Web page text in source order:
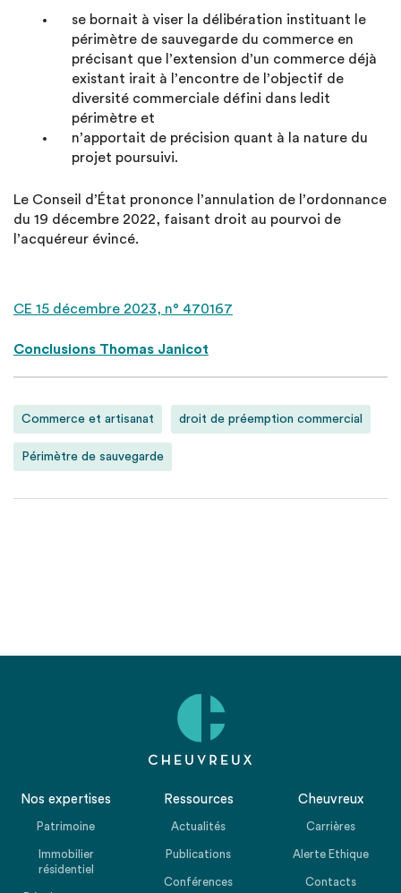
se bornait à viser la délibération instituant le
périmètre de sauvegarde du commerce en
précisant que l’extension d’un commerce déjà
existant irait à l’encontre de l’objectif de
diversité commerciale défini dans ledit
périmètre et
n’apportait de précision quant à la nature du
projet poursuivi.
Le Conseil d’État prononce l’annulation de l’ordonnance
du 19 décembre 2022, faisant droit au pourvoi de
l’acquéreur évincé.
CE 15 décembre 2023, n° 470167
Conclusions Thomas Janicot
Commerce et artisanat droit de préemption commercial
Périmètre de sauvegarde
Nos expertises
Patrimoine
Immobilier
résidentiel
Ressources
Actualités
Publications
Conférences
Cheuvreux
Carrières
Alerte Ethique
Contacts